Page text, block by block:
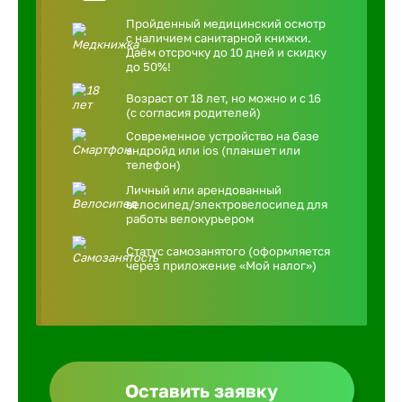
Пройденный медицинский осмотр
с наличием санитарной книжки.
Даём отсрочку до 10 дней и скидку
до 50%!
Возраст от 18 лет, но можно и с 16
(с согласия родителей)
Современное устройство на базе
андройд или ios (планшет или
телефон)
Личный или арендованный
велосипед/электровелосипед для
работы велокурьером
Статус самозанятого (оформляется
через приложение «Мой налог»)
Оставить заявку